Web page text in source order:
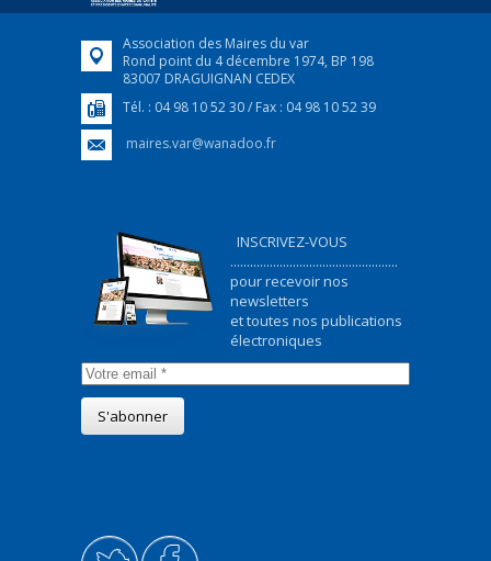
Association des Maires du var
Rond point du 4 décembre 1974, BP 198
83007 DRAGUIGNAN CEDEX
Tél. : 04 98 10 52 30 / Fax : 04 98 10 52 39
maires.var@wanadoo.fr
INSCRIVEZ-VOUS
...................................................
pour recevoir nos
newsletters
et toutes nos publications
électroniques